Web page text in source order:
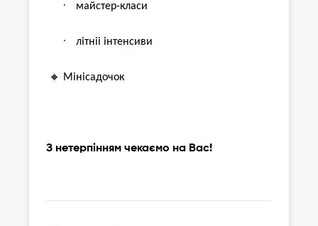
· майстер-класи
· літніі інтенсиви
🔸 Мінісадочок
З нетерпінням чекаємо на Вас!